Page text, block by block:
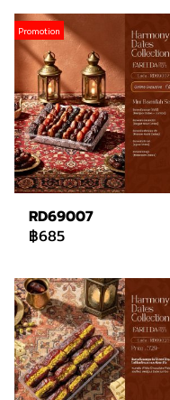
Promotion
RD69007
฿685